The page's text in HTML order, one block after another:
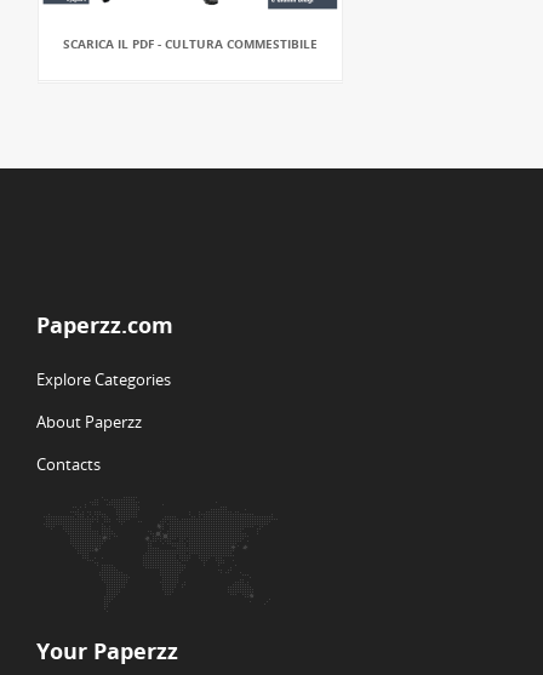
SCARICA IL PDF - CULTURA COMMESTIBILE
Paperzz.com
Explore Categories
About Paperzz
Contacts
Your Paperzz